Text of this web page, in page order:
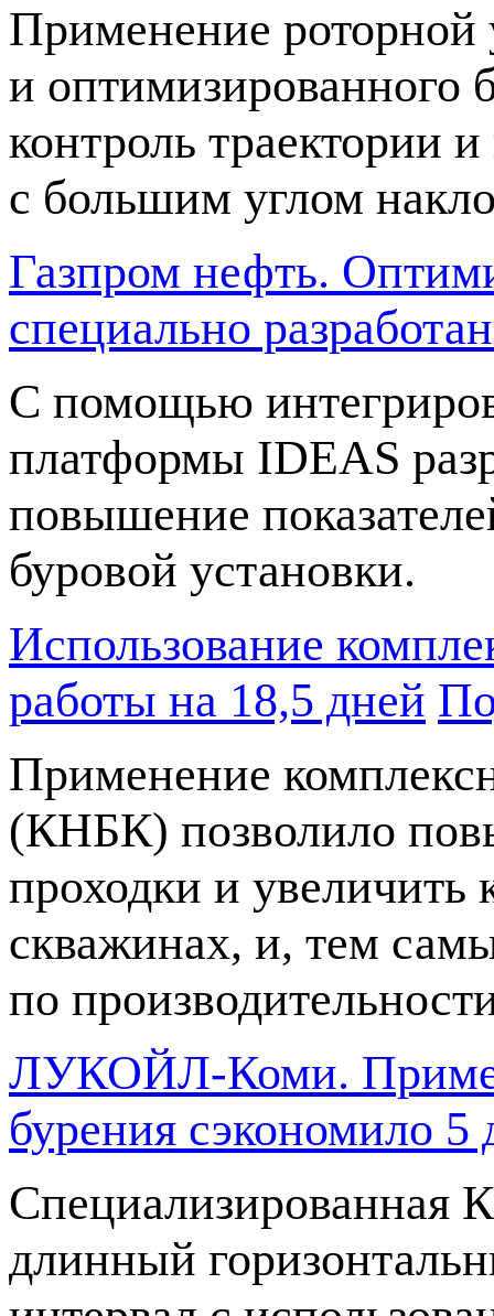
Применение
и оптимизированного
контроль траектории
с большим углом
Газпром нефть.
специально
С помощью
платформы IDEAS
повышение
буровой установки.
Использование
работы на 18,5 дней
Применение
(КНБК) позволило
проходки и увеличить
скважинах, и, тем
по
ЛУКОЙЛ-Коми.
бурения сэкономило 5
Специализированная
длинный